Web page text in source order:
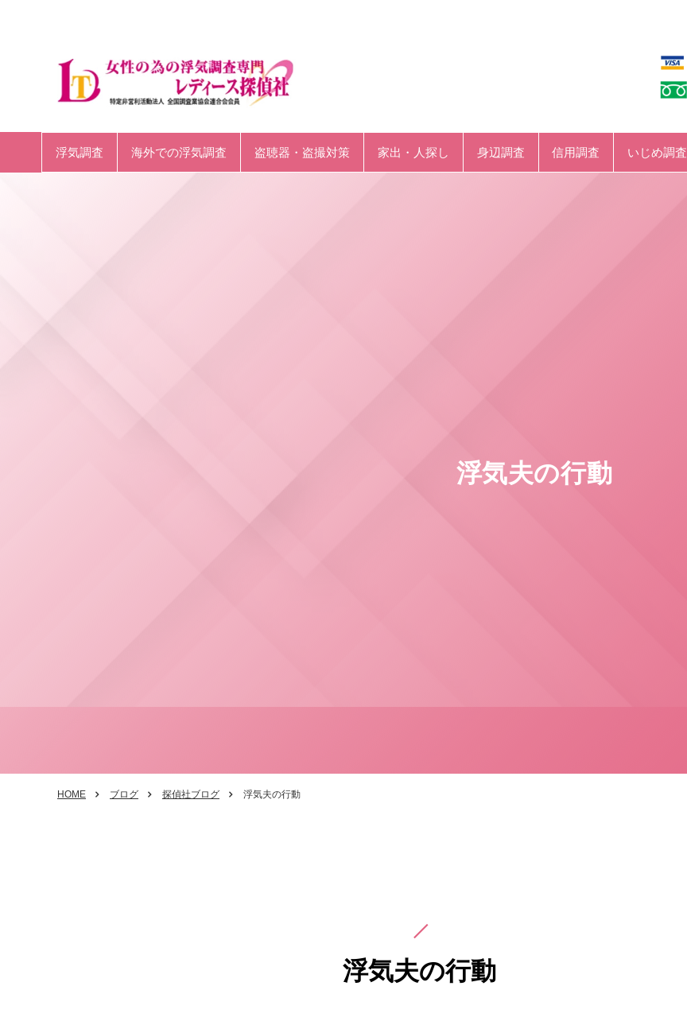
浮気調査 海外での浮気調査 盗聴器・盗撮対策 家出・人探し 身辺調査 信用調査 いじめ調査
浮気夫の行動
HOME ブログ 探偵社ブログ 浮気夫の行動
浮気夫の行動